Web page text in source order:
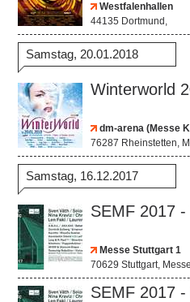
Westfalenhallen
44135 Dortmund,
Samstag, 20.01.2018
Winterworld
dm-arena (Messe
76287 Rheinstetten,
Samstag, 16.12.2017
SEMF 2017 -
Messe Stuttgart 1
70629 Stuttgart,
SEMF 2017